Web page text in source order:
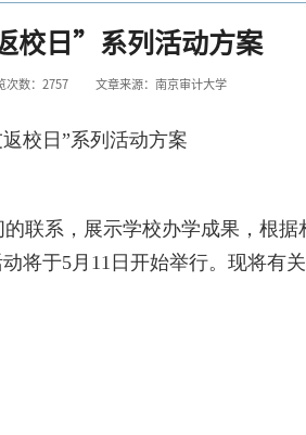
校日”系列活动方案
次数： 2757 文章来源：南京审计大学
校日”系列活动方案
联系，展示学校办学成果，根据
将于5月11日开始举行。现将有关